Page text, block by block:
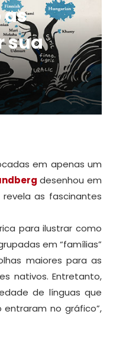
as
sua
em apenas um
desenhou em
as fascinantes
para ilustrar como
em “famílias”
maiores para as
nativos. Entretanto,
de línguas que
no gráfico”,